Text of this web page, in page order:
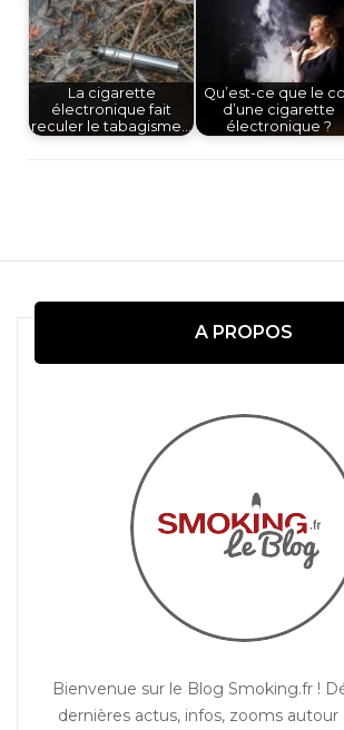
La cigarette
électronique fait
reculer le tabagisme…
Qu’est-ce que le
d’une cigarette
électronique ?
A PROPOS
Bienvenue sur le Blog Smoking.fr !
dernières actus, infos, zooms autour